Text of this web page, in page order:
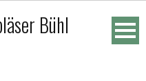
Bühl